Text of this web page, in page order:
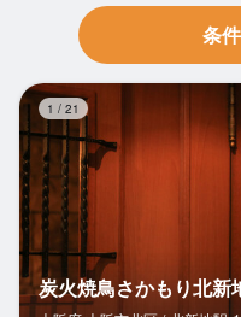
条
1 / 21
炭火焼鳥さかもり北新